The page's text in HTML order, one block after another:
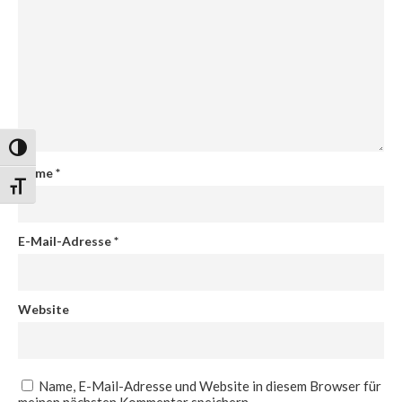
Umschalten auf hohe Kontraste
Schrift vergrößern
Name*
E-Mail-Adresse*
Website
Name, E-Mail-Adresse und Website in diesem Browser für